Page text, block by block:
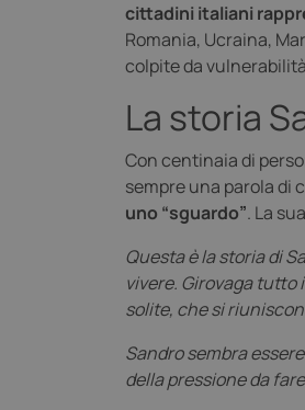
cittadini italiani
Romania, Ucraina,
colpite da
La storia
Con centinaia di
sempre una parola di
uno “sguardo”. La
Questa è la storia di
vivere. Girovaga
solite, che si
Sandro sembra
della pressione da